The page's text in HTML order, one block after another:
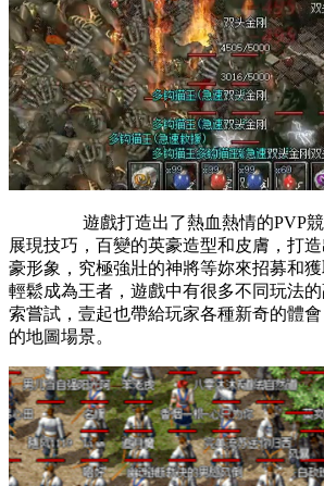
遊戲打造出了熱血熱情的PVP競
展現技巧，百變的英豪造型和皮膚，打
豪形象，究極強壯的神將等妳來
輕鬆成為王者，遊戲中有很多不同玩法
索嘗試，壹起也帶給玩家各種新奇的體
的地圖場景。